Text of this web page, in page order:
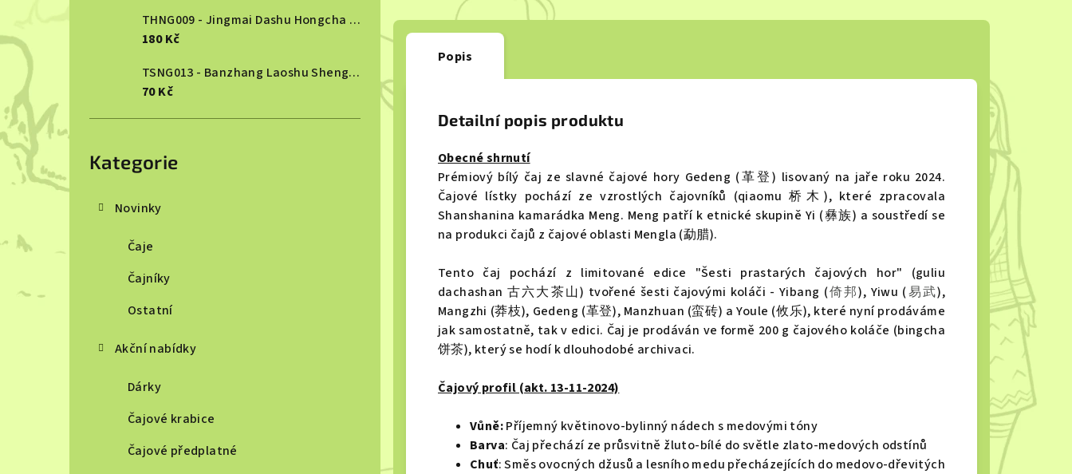
THNG009 - Jingmai Dashu Hongcha 2022
180 Kč
TSNG013 - Banzhang Laoshu Shengcha 2023
70 Kč
Kategorie
Novinky
Čaje
Čajníky
Ostatní
Akční nabídky
Dárky
Čajové krabice
Čajové předplatné
Popis
Detailní popis produktu
Obecné shrnutí
Prémiový bílý čaj ze slavné čajové hory Gedeng (革登) lisovaný na jaře roku 2024.
Čajové lístky pochází ze vzrostlých čajovníků (qiaomu 桥木), které zpracovala
Shanshanina kamarádka Meng. Meng patří k etnické skupině Yi (彝族) a soustředí se
na produkci čajů z čajové oblasti Mengla (勐腊).
Tento čaj pochází z limitované edice "Šesti prastarých čajových hor" (guliu
dachashan 古六大茶山) tvořené šesti čajovými koláči - Yibang (倚邦), Yiwu (易武),
Mangzhi (莽枝), Gedeng (革登), Manzhuan (蛮砖) a Youle (攸乐), které nyní prodáváme
jak samostatně, tak v edici. Čaj je prodáván ve formě 200 g čajového koláče (bingcha
饼茶), který se hodí k dlouhodobé archivaci.
Čajový profil (akt. 13-11-2024)
Vůně:Příjemný květinovo-bylinný nádech s medovými tóny
Barva: Čaj přechází ze průsvitně žluto-bílé do světle zlato-medových odstínů
Chuť: Směs ovocných džusů a lesního medu přecházejících do medovo-dřevitých